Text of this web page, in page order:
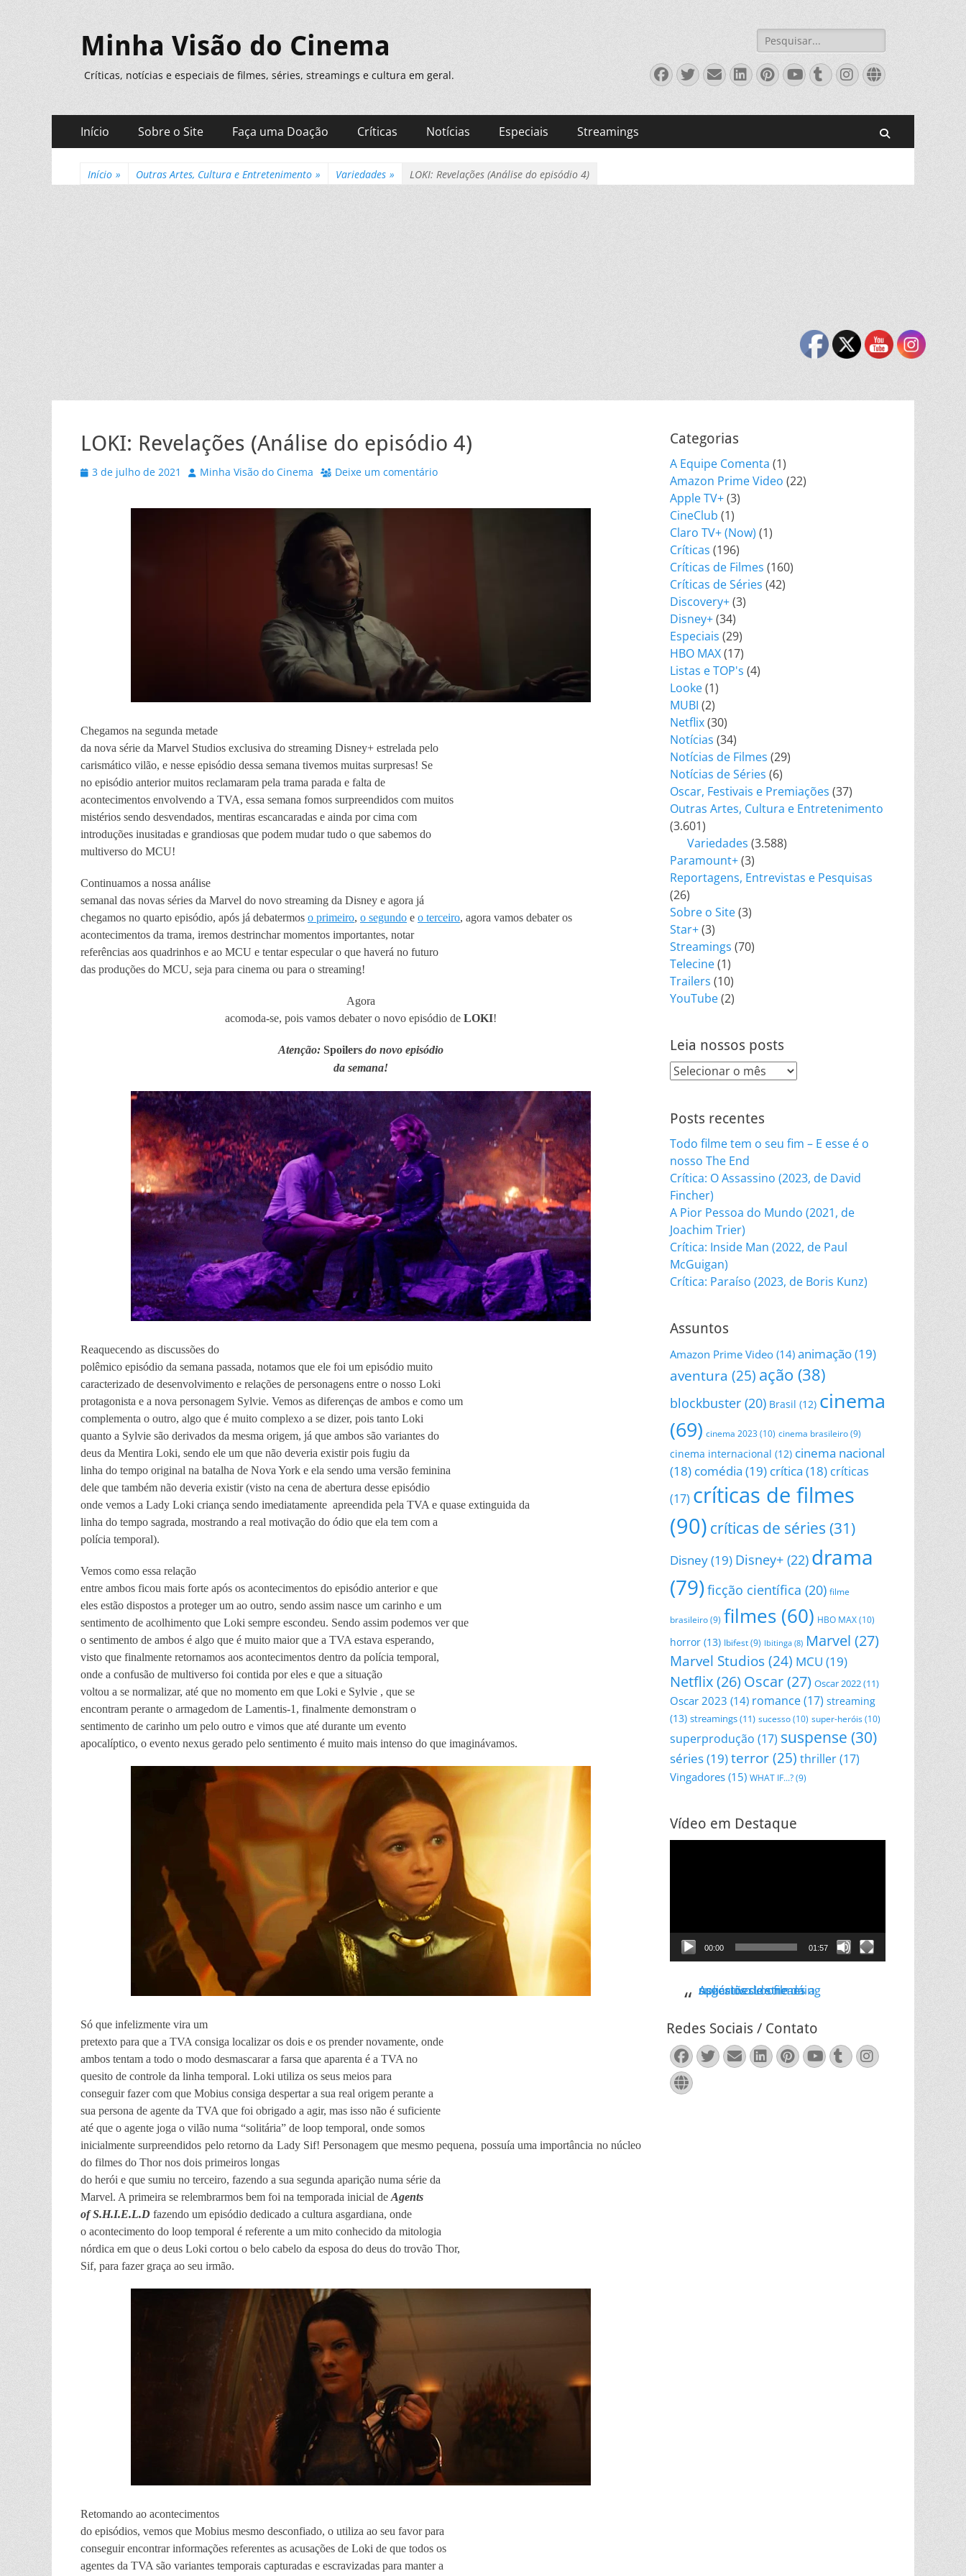
Minha Visão do Cinema
Críticas, notícias e especiais de filmes, séries, streamings e cultura em geral.
Pesquisar
por:
Facebook
Twitter
EmailLinkedIn
Pinterest
YouTube
Tumblr
Instagram
Website
Menu
principal
Pular
para
conteúdo
Início Sobre o Site Faça uma Doação Críticas Notícias Especiais Streamings
Início » Outras Artes, Cultura e Entretenimento » Variedades » LOKI: Revelações (Análise do episódio 4)
LOKI: Revelações (Análise do episódio 4)
Posted
3 de julho de 2021 AutorMinha Visão do Cinema Deixe um comentário
Chegamos na segunda metade
da nova série da Marvel Studios exclusiva do streaming Disney+ estrelada pelo
carismático vilão, e nesse episódio dessa semana tivemos muitas surpresas! Se
no episódio anterior muitos reclamaram pela trama parada e falta de
acontecimentos envolvendo a TVA, essa semana fomos surpreendidos com muitos
mistérios sendo desvendados, mentiras escancaradas e ainda por cima com
introduções inusitadas e grandiosas que podem mudar tudo o que sabemos do
multiverso do MCU!
Continuamos a nossa análise
semanal das novas séries da Marvel do novo streaming da Disney e agora já
chegamos no quarto episódio, após já debatermos o primeiro, o segundo e o terceiro, agora vamos debater os
acontecimentos da trama, iremos destrinchar momentos importantes, notar
referências aos quadrinhos e ao MCU e tentar especular o que haverá no futuro
das produções do MCU, seja para cinema ou para o streaming!
Agora
acomoda-se, pois vamos debater o novo episódio de LOKI!
Atenção: Spoilers do novo episódio
da semana!
Reaquecendo as discussões do
polêmico episódio da semana passada, notamos que ele foi um episódio muito
caracterizado de desenvolvimento e relações de personagens entre o nosso Loki
protagonista e a nova personagem Sylvie. Vemos as diferenças de ambos e como um
complementa o outro, algo que é muito complexo a se dizer, pois tanto Loki
quanto a Sylvie são derivados da mesma origem, já que ambos são variantes do
deus da Mentira Loki, sendo ele um que não deveria existir pois fugiu da
linha do tempo original na batalha de Nova York e ela sendo uma versão feminina
dele que também não deveria existir (visto na cena de abertura desse episódio
onde vemos a Lady Loki criança sendo imediatamente apreendida pela TVA e quase extinguida da
linha do tempo sagrada, mostrando a real motivação do ódio que ela tem com a
polícia temporal).
Vemos como essa relação
entre ambos ficou mais forte após os acontecimentos do episódio anterior e que
eles estão dispostos a proteger um ao outro, sendo assim nasce um carinho e um
sentimento de acolhimento que Loki sempre escondeu. Sendo assim podemos ver que
o sentimento de ambos é algo que é muito maior que a TVA estava esperando,
visto que finalmente retornamos aos acontecimentos dentro da polícia temporal,
onde a confusão de multiverso foi contida por eles e que a situação
voltou a se normalizar, até que no momento em que Loki e Sylvie , que se
encontram perante o armagedom de Lamentis-1, finalmente demonstram o
sentimento de carinho um pelo outro e vimos que até durante um evento
apocalíptico, o evento nexus gerado pelo sentimento é muito mais intenso do que imaginávamos.
Só que infelizmente vira um
pretexto para que a TVA consiga localizar os dois e os prender novamente, onde
ambos tentam a todo o modo desmascarar a farsa que aparenta é a TVA no
quesito de controle da linha temporal. Loki utiliza os seus meios para
conseguir fazer com que Mobius consiga despertar a sua real origem perante a
sua persona de agente da TVA que foi obrigado a agir, mas isso não é suficiente
até que o agente joga o vilão numa “solitária” de loop temporal, onde somos
inicialmente surpreendidos pelo retorno da Lady Sif! Personagem que mesmo pequena, possuía uma importância no núcleo
do filmes do Thor nos dois primeiros longas
do herói e que sumiu no terceiro, fazendo a sua segunda aparição numa série da
Marvel. A primeira se relembrarmos bem foi na temporada inicial de Agents
of S.H.I.E.L.D fazendo um episódio dedicado a cultura asgardiana, onde
o acontecimento do loop temporal é referente a um mito conhecido da mitologia
nórdica em que o deus Loki cortou o belo cabelo da esposa do deus do trovão Thor,
Sif, para fazer graça ao seu irmão.
Retomando ao acontecimentos
do episódios, vemos que Mobius mesmo desconfiado, o utiliza ao seu favor para
conseguir encontrar informações referentes as acusações de Loki de que todos os
agentes da TVA são variantes temporais capturadas e escravizadas para manter a
Categorias
A Equipe Comenta (1)
Amazon Prime Video (22)
Apple TV+(3)
CineClub (1)
Claro TV+ (Now) (1)
Críticas (196)
Críticas de Filmes (160)
Críticas de Séries (42)
Discovery+(3)
Disney+(34)
Especiais (29)
HBO MAX(17)
Listas e TOP's (4)
Looke(1)
MUBI (2)
Netflix(30)
Notícias (34)
Notícias de Filmes (29)
Notícias de Séries (6)
Oscar, Festivais e Premiações (37)
Outras Artes, Cultura e Entretenimento
(3.601)
Variedades (3.588)
Paramount+(3)
Reportagens, Entrevistas e Pesquisas
(26)
Sobre o Site(3)
Star+(3)
Streamings (70)
Telecine(1)
Trailers (10)
YouTube(2)
Leia nossos posts
Leia
Posts recentes
Todo filme tem o seu fim – E esse é o
nosso The End
Crítica: O Assassino (2023, de David
Fincher)
A Pior Pessoa do Mundo (2021, de
Joachim Trier)
Crítica: Inside Man (2022, de Paul
McGuigan)
Crítica: Paraíso (2023, de Boris Kunz)
Assuntos
Amazon Prime Video (14) animação(19)
aventura (25) ação (38)
blockbuster (20) Brasil (12) cinema
(69) cinema 2023(10) cinema brasileiro (9)
cinema internacional (12) cinema nacional
(18) comédia (19) crítica (18) críticas
(17) críticas de filmes
(90) críticas de séries (31)
Disney(19) Disney+ (22) drama
(79)ficção científica (20) filme
brasileiro (9) filmes (60) HBO MAX(10)
horror (13) Ibifest (9) Ibitinga (8) Marvel (27)
Marvel Studios(24) MCU (19)
Netflix(26) Oscar(27) Oscar 2022(11)
Oscar 2023 (14) romance(17) streaming
(13) streamings(11) sucesso(10) super-heróis(10)
superprodução (17) suspense (30)
séries(19)terror(25) thriller(17)
Vingadores (15) WHAT IF...? (9)
Vídeo em Destaque
00:00 01:57
Aplicativo Loone dá sugestões de filmes a usuários de streaming
Redes Sociais / Contato
Facebook
Twitter
EmailLinkedIn
Pinterest
YouTube
TumblrInstagram
Website